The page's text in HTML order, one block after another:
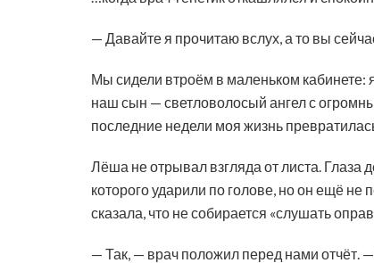
— Давайте я прочитаю вслух, а то вы
Мы сидели втроём в маленьком кабинете:
наш сын — светловолосый ангел с
последние недели моя жизнь
Лёша не отрывал взгляда от листа. Глаза
которого ударили по голове, но он ещё
сказала, что не собирается «слушать
— Так, — врач положил перед нами отчёт.